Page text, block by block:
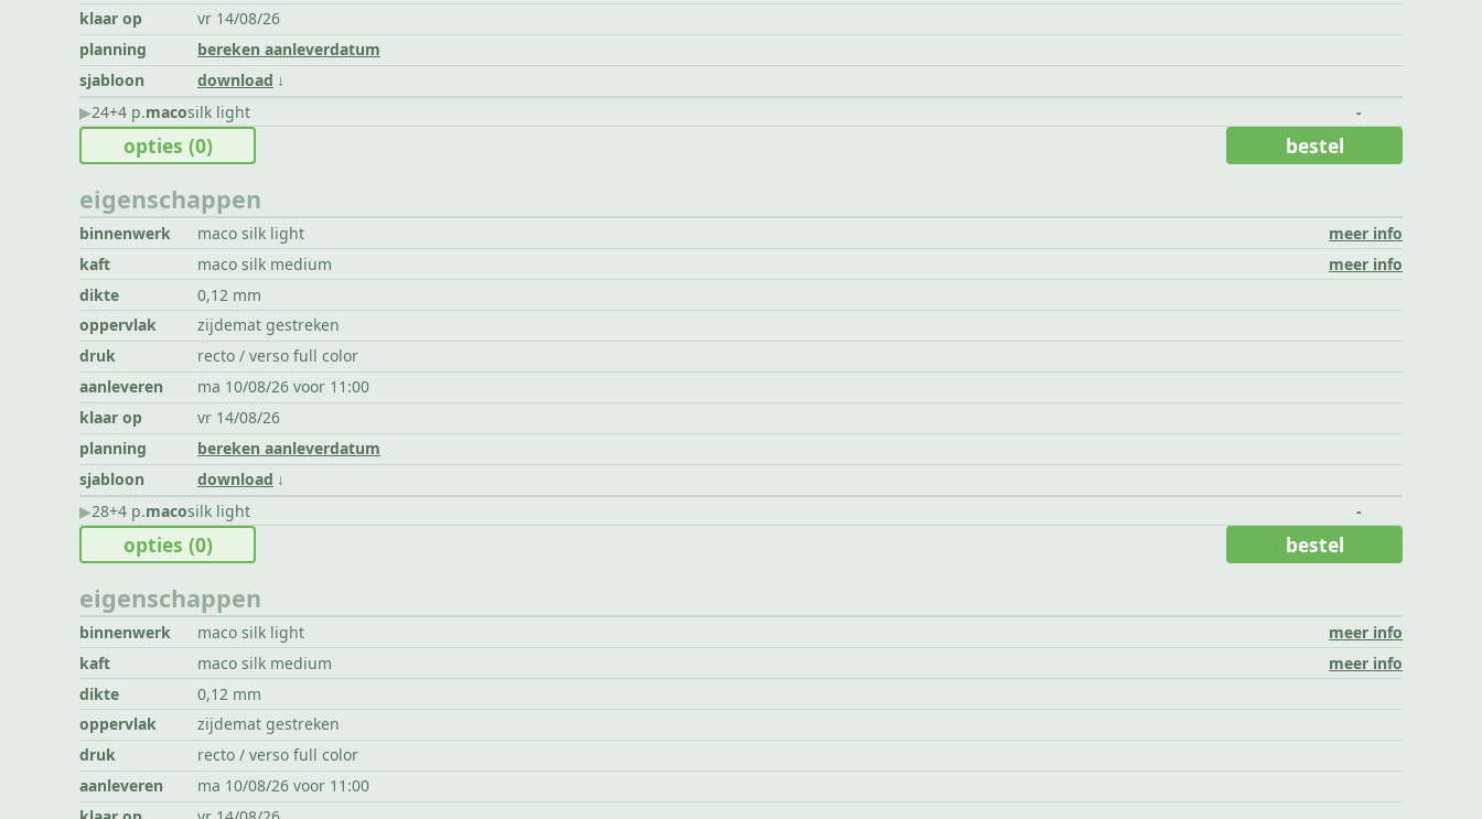
klaar op
vr 14/08/26
planning
bereken aanleverdatum
sjabloon
download
▶︎24+4 p.macosilk light -
eigenschappen
binnenwerk maco silk light
meer info
kaft
maco silk medium
meer info
dikte
0,12 mm
oppervlak
zijdemat gestreken
druk
recto / verso full color
aanleveren
ma 10/08/26 voor 11:00
klaar op
vr 14/08/26
planning
bereken aanleverdatum
sjabloon
download
opties (0) bestel
▶︎28+4 p.macosilk light -
eigenschappen
binnenwerk maco silk light
meer info
kaft
maco silk medium
meer info
dikte
0,12 mm
oppervlak
zijdemat gestreken
druk
recto / verso full color
aanleveren
ma 10/08/26 voor 11:00
opties (0) bestel